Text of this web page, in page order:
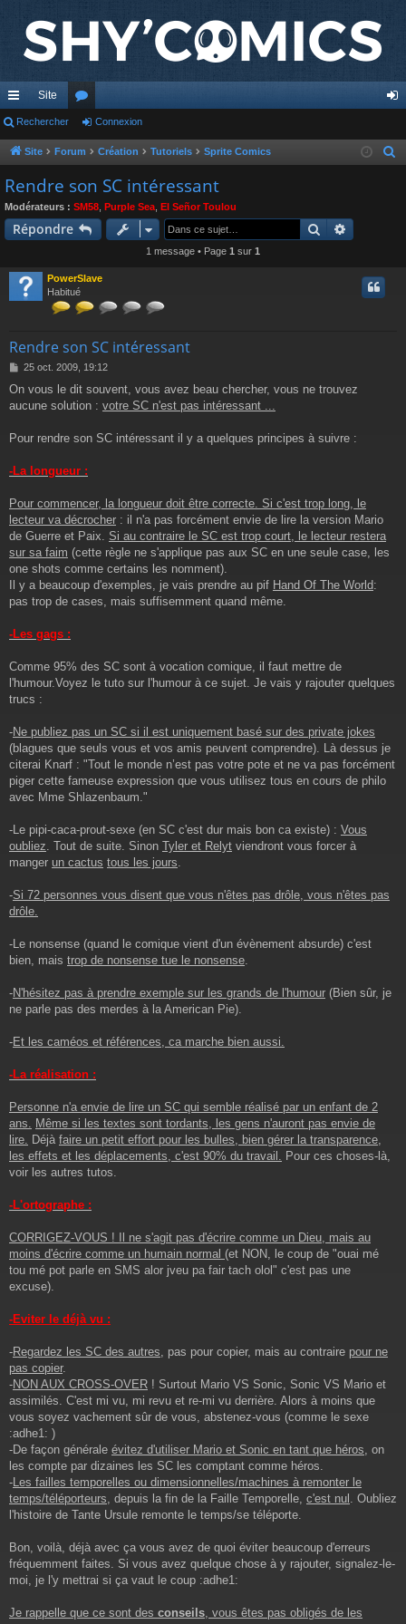
cc
ès
ra
pi
de
Site
or
u
s
ne
Rechercher Connexion
Site Forum Création Tutoriels Sprite Comics
Rendre son SC intéressant
Modérateurs : SM58 Purple Sea El Señor Toulou
Répondre Rechercher
1 message • Page 1 sur 1
PowerSlave
Habitué
Rendre son SC intéressant
M
s
s
g
25 oct. 2009, 19:12
On vous le dit souvent, vous avez beau chercher, vous ne trouvez
aucune solution : votre SC n'est pas intéressant ...
Pour rendre son SC intéressant il y a quelques principes à suivre :
-La longueur :
Pour commencer, la longueur doit être correcte. Si c'est trop long, le
lecteur va décrocher : il n'a pas forcément envie de lire la version Mario
de Guerre et Paix. Si au contraire le SC est trop court, le lecteur restera
sur sa faim (cette règle ne s'applique pas aux SC en une seule case, les
one shots comme certains les nomment).
Il y a beaucoup d'exemples, je vais prendre au pif Hand Of The World:
pas trop de cases, mais suffisemment quand même.
-Les gags :
Comme 95% des SC sont à vocation comique, il faut mettre de
l'humour.Voyez le tuto sur l'humour à ce sujet. Je vais y rajouter quelques
trucs :
-Ne publiez pas un SC si il est uniquement basé sur des private jokes
(blagues que seuls vous et vos amis peuvent comprendre). Là dessus je
citerai Knarf : "Tout le monde n’est pas votre pote et ne va pas forcément
piger cette fameuse expression que vous utilisez tous en cours de philo
avec Mme Shlazenbaum."
-Le pipi-caca-prout-sexe (en SC c'est dur mais bon ca existe) : Vous
oubliez . Tout de suite. Sinon Tyler et Relyt viendront vous forcer à
manger un cactus tous les jours
-Si 72 personnes vous disent que vous n'êtes pas drôle, vous n'êtes pas
drôle.
-Le nonsense (quand le comique vient d'un évènement absurde) c'est
bien, mais trop de nonsense tue le nonsense
-N'hésitez pas à prendre exemple sur les grands de l'humour (Bien sûr, je
ne parle pas des merdes à la American Pie).
-Et les caméos et références, ca marche bien aussi.
-La réalisation :
Personne n'a envie de lire un SC qui semble réalisé par un enfant de 2
ans.
Même si les textes sont tordants, les gens n'auront pas envie de
lire.
Déjà faire un petit effort pour les bulles, bien gérer la transparence,
les effets et les déplacements, c'est 90% du travail.
Pour ces choses-là,
voir les autres tutos.
-L'ortographe :
CORRIGEZ-VOUS ! Il ne s'agit pas d'écrire comme un Dieu, mais au
moins d'écrire comme un humain normal (et NON, le coup de "ouai mé
tou mé pot parle en SMS alor jveu pa fair tach olol" c'est pas une
excuse).
-Eviter le déjà vu :
-Regardez les SC des autres , pas pour copier, mais au contraire pour ne
pas copier.
-NON AUX CROSS-OVER ! Surtout Mario VS Sonic, Sonic VS Mario et
assimilés. C'est mi vu, mi revu et re-mi vu derrière. Alors à moins que
vous soyez vachement sûr de vous, abstenez-vous (comme le sexe
:adhe1: )
-De façon générale évitez d'utiliser Mario et Sonic en tant que héros , on
les compte par dizaines les SC les comptant comme héros.
- Les failles temporelles ou dimensionnelles/machines à remonter le
temps/téléporteurs , depuis la fin de la Faille Temporelle, c'est nul
. Oubliez
l'histoire de Tante Ursule remonte le temps/se téléporte.
Bon, voilà, déjà avec ça vous avez de quoi éviter beaucoup d'erreurs
fréquemment faites. Si vous avez quelque chose à y rajouter, signalez-le-
moi, je l'y mettrai si ça vaut le coup :adhe1:
Je rappelle que ce sont des conseils , vous êtes pas obligés de les